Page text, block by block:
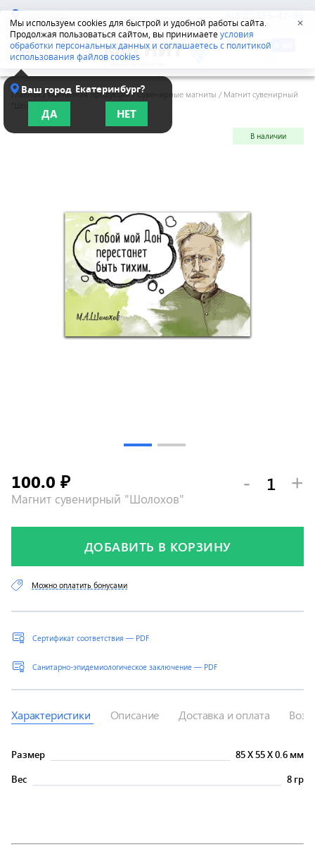
Мы используем cookies для быстрой и удобной работы сайта.
Продолжая пользоваться сайтом, вы принимаетеусловия
обработки персональных данных и соглашаетесь с политикой
использования файлов cookies
✕
Челябинск 8-800-555-42-96
Ваш город Екатеринбург?
ДА НЕТ
Главная /Магнитная продукция/Сувенирные магниты /Магнит сувенирный
"Шолохов"
В наличии
Магнит сувенирный "Шолохов"
100.0 ₽ - +
ДОБАВИТЬ В КОРЗИНУ
Сертификат соответствия — PDF
Санитарно-эпидемиологическое заключение — PDF
Можно оплатить бонусами
Характеристики Описание Доставка и оплата
Размер 85X55X0.6 мм
Вес
8 гр